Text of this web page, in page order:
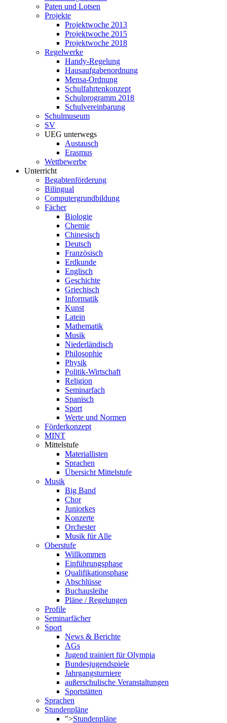
Paten und Lotsen
Projekte
Projektwoche 2013
Projektwoche 2015
Projektwoche 2018
Regelwerke
Handy-Regelung
Hausaufgabenordnung
Mensa-Ordnung
Schulfahrtenkonzept
Schulprogramm 2018
Schulvereinbarung
Schulmuseum
SV
UEG unterwegs
Austausch
Erasmus
Wettbewerbe
Unterricht
Begabtenförderung
Bilingual
Computergrundbildung
Fächer
Biologie
Chemie
Chinesisch
Deutsch
Französisch
Erdkunde
Englisch
Geschichte
Griechisch
Informatik
Kunst
Latein
Mathematik
Musik
Niederländisch
Philosophie
Physik
Politik-Wirtschaft
Religion
Seminarfach
Spanisch
Sport
Werte und Normen
Förderkonzept
MINT
Mittelstufe
Materiallisten
Sprachen
Übersicht Mittelstufe
Musik
Big Band
Chor
Juniorkes
Konzerte
Orchester
Musik für Alle
Oberstufe
Willkommen
Einführungsphase
Qualifikationsphase
Abschlüsse
Buchausleihe
Pläne / Regelungen
Profile
Seminarfächer
Sport
News & Berichte
AGs
Jugend trainiert für Olympia
Bundesjugendspiele
Jahrgangsturniere
außerschulische Veranstaltungen
Sportstätten
Sprachen
Stundenpläne
">Stundenpläne